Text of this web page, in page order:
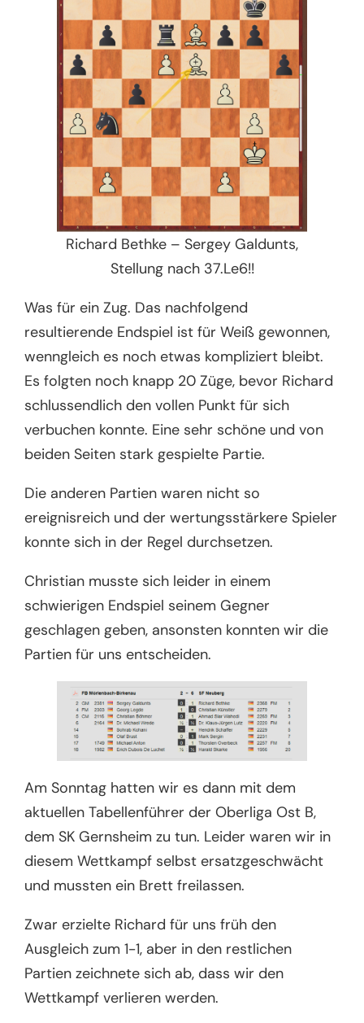
Richard Bethke – Sergey Galdunts,
Stellung nach 37.Le6!!
Was für ein Zug. Das nachfolgend
resultierende Endspiel ist für Weiß gewonnen,
wenngleich es noch etwas kompliziert bleibt.
Es folgten noch knapp 20 Züge, bevor Richard
schlussendlich den vollen Punkt für sich
verbuchen konnte. Eine sehr schöne und von
beiden Seiten stark gespielte Partie.
Die anderen Partien waren nicht so
ereignisreich und der wertungsstärkere Spieler
konnte sich in der Regel durchsetzen.
Christian musste sich leider in einem
schwierigen Endspiel seinem Gegner
geschlagen geben, ansonsten konnten wir die
Partien für uns entscheiden.
Am Sonntag hatten wir es dann mit dem
aktuellen Tabellenführer der Oberliga Ost B,
dem SK Gernsheim zu tun. Leider waren wir in
diesem Wettkampf selbst ersatzgeschwächt
und mussten ein Brett freilassen.
Zwar erzielte Richard für uns früh den
Ausgleich zum 1-1, aber in den restlichen
Partien zeichnete sich ab, dass wir den
Wettkampf verlieren werden.